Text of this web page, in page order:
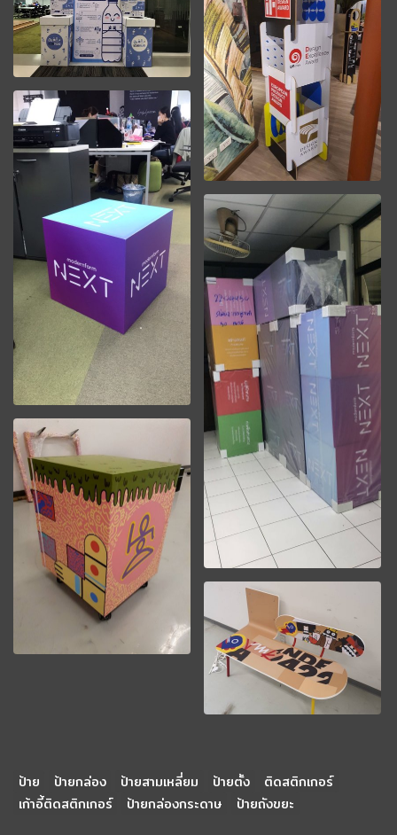
ป้าย ป้ายกล่อง ป้ายสามเหลี่ยม ป้ายตั้ง
ติดสติกเกอร์
เก้าอี้ติดสติกเกอร์
ป้ายกล่องกระดาษ ป้ายถังขยะ